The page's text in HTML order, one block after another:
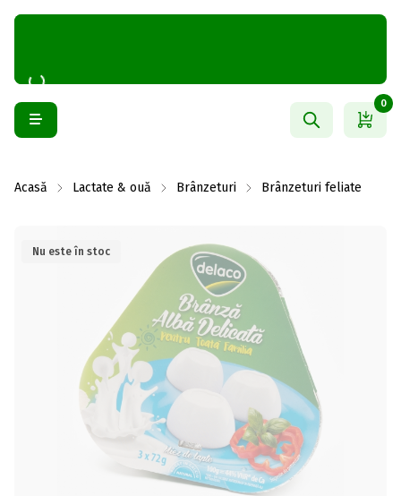
0
Acasă Lactate & ouă Brânzeturi Brânzeturi feliate
Nu este în stoc